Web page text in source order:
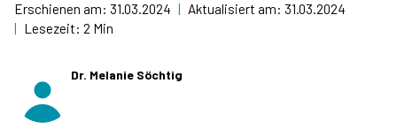
Erschienen am: 31.03.2024 | Aktualisiert am: 31.03.2024
| Lesezeit: 2 Min
Dr. Melanie Söchtig